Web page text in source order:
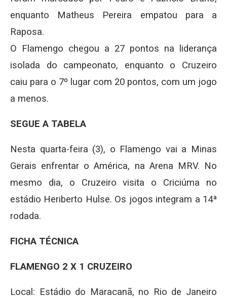
enquanto Matheus Pereira empatou para a
Raposa.
O Flamengo chegou a 27 pontos na liderança
isolada do campeonato, enquanto o Cruzeiro
caiu para o 7º lugar com 20 pontos, com um jogo
a menos.
SEGUE A TABELA
Nesta quarta-feira (3), o Flamengo vai a Minas
Gerais enfrentar o América, na Arena MRV. No
mesmo dia, o Cruzeiro visita o Criciúma no
estádio Heriberto Hulse. Os jogos integram a 14ª
rodada.
FICHA TÉCNICA
FLAMENGO 2 X 1 CRUZEIRO
Local: Estádio do Maracanã, no Rio de Janeiro